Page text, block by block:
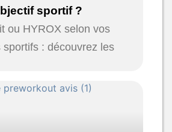
sportif ?
ou HYROX selon vos
sportifs : découvrez les